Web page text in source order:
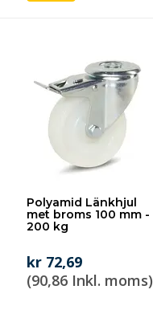
Polyamid Länkhjul
met broms 100 mm -
200 kg
kr 72,69
(90,86 Inkl. moms)